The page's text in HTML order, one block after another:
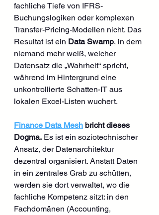
fachliche Tiefe von IFRS-
Buchungslogiken oder komplexen
Transfer-Pricing-Modellen nicht. Das
Resultat ist ein Data Swamp, in dem
niemand mehr weiß, welcher
Datensatz die „Wahrheit“ spricht,
während im Hintergrund eine
unkontrollierte Schatten-IT aus
lokalen Excel-Listen wuchert.
Finance Data Mesh bricht dieses
Dogma. Es ist ein soziotechnischer
Ansatz, der Datenarchitektur
dezentral organisiert. Anstatt Daten
in ein zentrales Grab zu schütten,
werden sie dort verwaltet, wo die
fachliche Kompetenz sitzt: in den
Fachdomänen (Accounting,